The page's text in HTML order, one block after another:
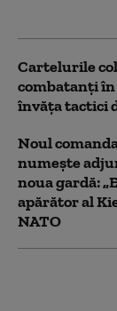
Cartelurile
combatanți
învăța tactici
Noul
numește
noua gardă:
apărător al
NATO